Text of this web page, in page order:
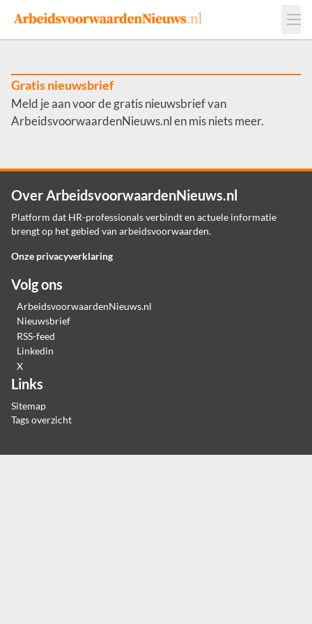
Events
Adverteren
Werkgevers
Contact
Gratis nieuwsbrief
Meld je aan voor de gratis nieuwsbrief van
ArbeidsvoorwaardenNieuws.nl en mis niets meer.
Over ArbeidsvoorwaardenNieuws.nl
Platform dat HR-professionals verbindt en actuele informatie
brengt op het gebied van arbeidsvoorwaarden.
Onze privacyverklaring
Volg ons
ArbeidsvoorwaardenNieuws.nl
Nieuwsbrief
RSS-feed
Linkedin
X
Links
Sitemap
Tags overzicht